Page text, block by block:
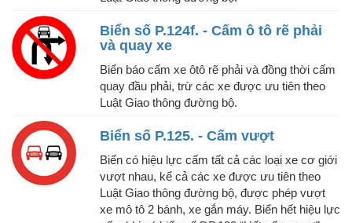
Biển số P.124f. - Cấm ô tô rẽ phải
và quay xe
Biển báo cấm xe ôtô rẽ phải và đồng thời cấm
quay đầu phải, trừ các xe được ưu tiên theo
Luật Giao thông đường bộ.
Biển số P.125. - Cấm vượt
Biển có hiệu lực cấm tất cả các loại xe cơ giới
vượt nhau, kể cả các xe được ưu tiên theo
Luật Giao thông đường bộ, được phép vượt
xe mô tô 2 bánh, xe gắn máy. Biển hết hiệu lực